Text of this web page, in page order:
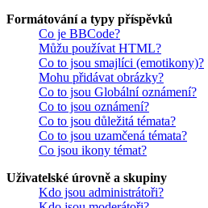
Formátování a typy příspěvků
Co je BBCode?
Můžu používat HTML?
Co to jsou smajlíci (emotikony)?
Mohu přidávat obrázky?
Co to jsou Globální oznámení?
Co to jsou oznámení?
Co to jsou důležitá témata?
Co to jsou uzamčená témata?
Co jsou ikony témat?
Uživatelské úrovně a skupiny
Kdo jsou administrátoři?